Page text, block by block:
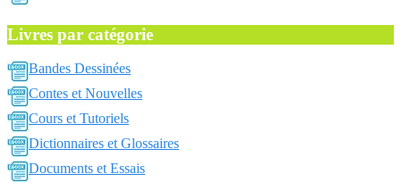
Livres par catégorie
Bandes Dessinées
Contes et Nouvelles
Cours et Tutoriels
Dictionnaires et Glossaires
Documents et Essais